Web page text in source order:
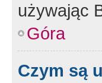
używając
Góra
Czym są